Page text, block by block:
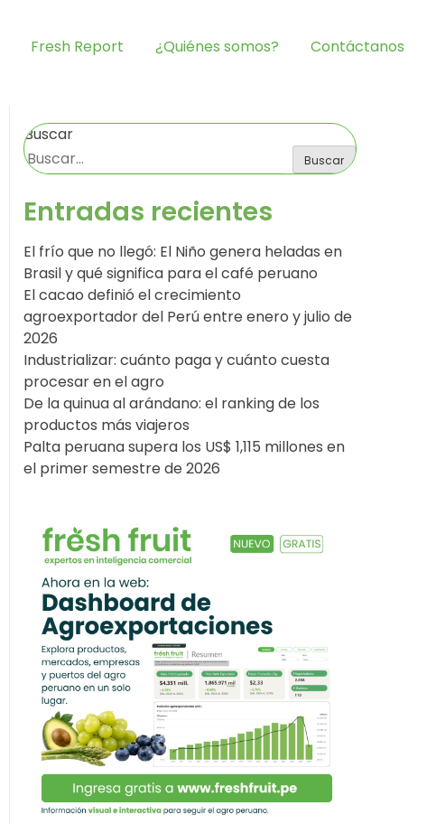
Fresh Report ¿Quiénes somos? Contáctanos
Buscar
Buscar
Entradas recientes
El frío que no llegó: El Niño genera heladas en
Brasil y qué significa para el café peruano
El cacao definió el crecimiento
agroexportador del Perú entre enero y julio de
2026
Industrializar: cuánto paga y cuánto cuesta
procesar en el agro
De la quinua al arándano: el ranking de los
productos más viajeros
Palta peruana supera los US$ 1,115 millones en
el primer semestre de 2026